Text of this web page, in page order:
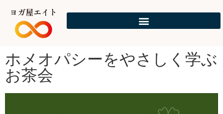
ヨガ屋エイト
ホメオパシーをやさしく学ぶ
お茶会